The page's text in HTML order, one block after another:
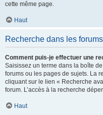
cette même page.
Haut
Recherche dans les forums
Comment puis-je effectuer une
Saisissez un terme dans la boîte
forums ou les pages de sujets. La
cliquant sur le lien « Recherche
forum. L’accès à la recherche
Haut